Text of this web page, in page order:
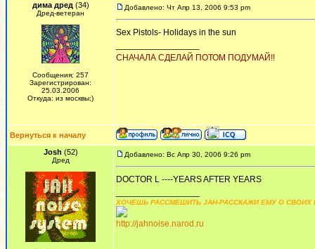
дима дред (34)
Дред-ветеран
Сообщения: 257
Зарегистрирован:
25.03.2006
Откуда: из москвы;)
Добавлено: Чт Апр 13, 2006 9:53 pm
Sex Pistols- Holidays in the sun
СНАЧАЛА СДЕЛАЙ ПОТОМ ПОДУМАЙ!!
Вернуться к началу
Josh (52)
Дред
Добавлено: Вс Апр 30, 2006 9:26 pm
DOCTOR L ----YEARS AFTER YEARS
ХОЧЕШЬ РАССМЕШИТЬ JAH-РАССКАЖИ ЕМУ О СВОИХ
http://jahnoise.narod.ru